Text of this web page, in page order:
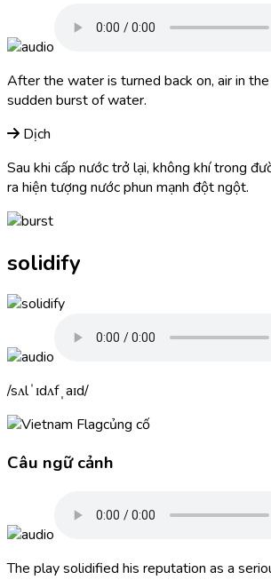
After the water is turned back on, air in
sudden burstof water.
Dịch
Sau khi cấp nước trở lại, không khí trong
ra hiện tượng nước phun mạnh đột ngột.
solidify
sʌlˈɪdʌfˌaɪd
củng cố
Câu ngữ cảnh
The play solidified his reputation as a